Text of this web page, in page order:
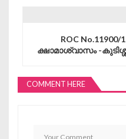
ROC
ക്ഷാമാശ്വാസം -
COMMENT HERE